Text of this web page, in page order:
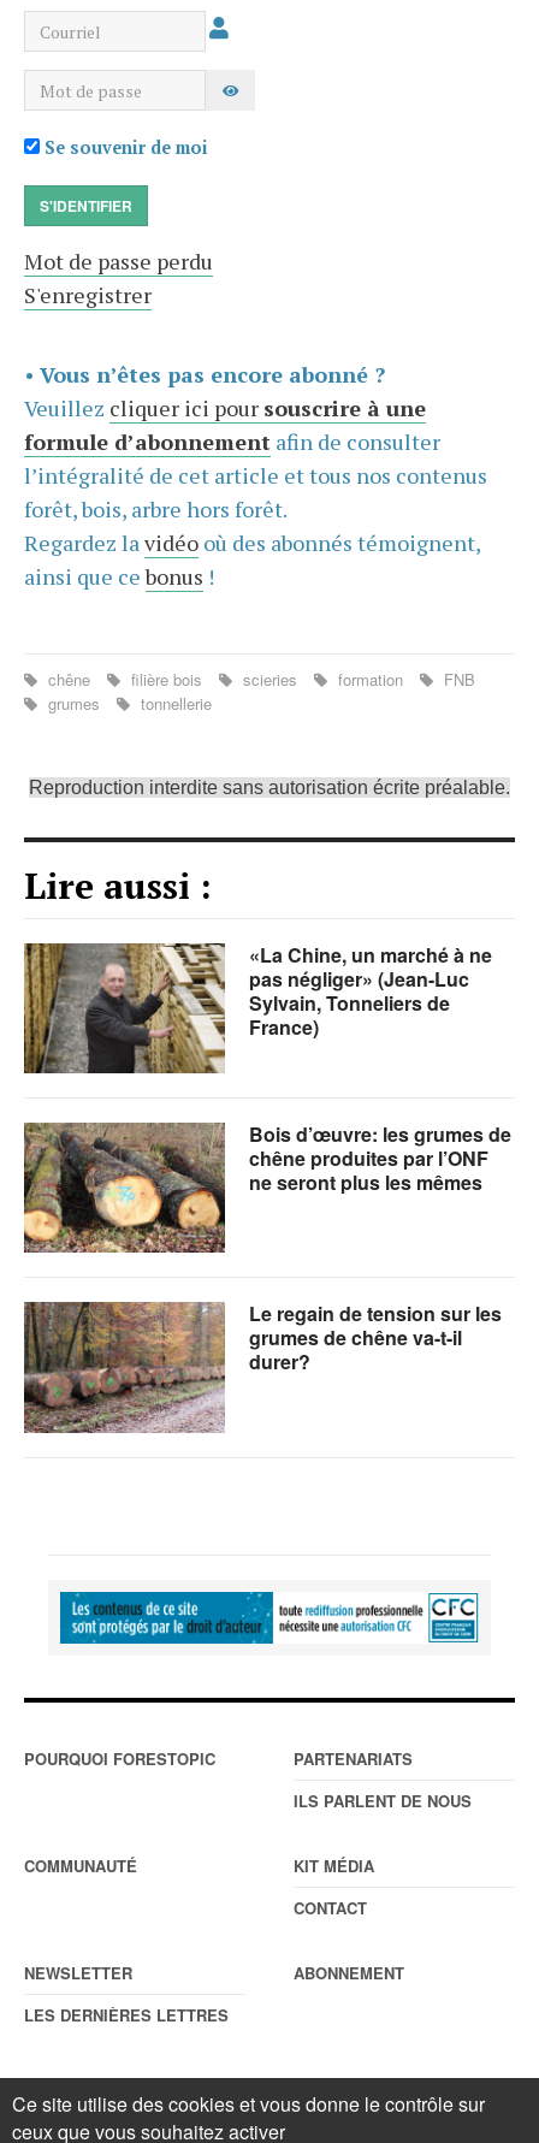
Courriel
Mot de passe AFFICHER LE MOT DE PASSE
Se souvenir de moi
S'IDENTIFIER
Mot de passe perdu
S'enregistrer
• Vous n’êtes pas encore abonné ?
Veuillez cliquer ici pour souscrire à une
formule d’abonnement afin de consulter
l’intégralité de cet article et tous nos contenus
forêt, bois, arbre hors forêt.
Regardez lavidéo où des abonnés témoignent,
ainsi que cebonus !
chêne filière bois scieries formation
FNB
grumes
tonnellerie
Reproduction interdite sans autorisation écrite préalable.
Lire aussi :
«La Chine, un marché à ne
pas négliger» (Jean-Luc
Sylvain, Tonneliers de
France)
Bois d’œuvre: les grumes de
chêne produites par l’ONF
ne seront plus les mêmes
Le regain de tension sur les
grumes de chêne va-t-il
durer?
POURQUOI FORESTOPIC
PARTENARIATS
ILS PARLENT DE NOUS
COMMUNAUTÉ
KIT MÉDIA
CONTACT
NEWSLETTER
LES DERNIÈRES LETTRES
ABONNEMENT
© ForestopicMentions légales. Reproduction interdite sans autorisation
écrite préalable.Gestionnaire de cookies
Ce site utilise des cookies et vous donne le contrôle sur
ceux que vous souhaitez activer